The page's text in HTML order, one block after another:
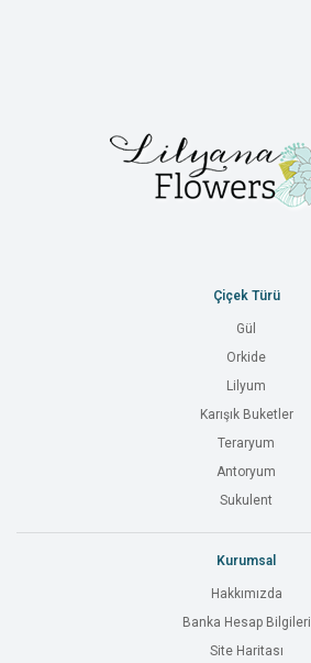
Çiçek Türü
Gül
Orkide
Lilyum
Karışık Buketler
Teraryum
Antoryum
Sukulent
Kurumsal
Hakkımızda
Banka Hesap Bilgileri
Site Haritası